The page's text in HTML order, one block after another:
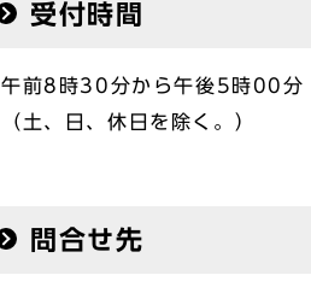
受付時間
午前8時30分から午後5時00分
（土、日、休日を除く。）
問合せ先